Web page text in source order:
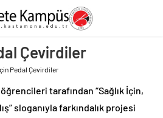
Çevirdiler
Pedal Çevirdiler
tarafından “Sağlık İçin,
sloganıyla farkındalık projesi